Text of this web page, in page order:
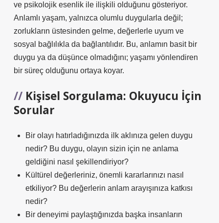
ve psikolojik esenlik ile ilişkili olduğunu gösteriyor.
Anlamlı yaşam, yalnızca olumlu duygularla değil;
zorlukların üstesinden gelme, değerlerle uyum ve
sosyal bağlılıkla da bağlantılıdır. Bu, anlamın basit bir
duygu ya da düşünce olmadığını; yaşamı yönlendiren
bir süreç olduğunu ortaya koyar.
Kişisel Sorgulama: Okuyucu İçin
Sorular
Bir olayı hatırladığınızda ilk aklınıza gelen duygu
nedir? Bu duygu, olayın sizin için ne anlama
geldiğini nasıl şekillendiriyor?
Kültürel değerleriniz, önemli kararlarınızı nasıl
etkiliyor? Bu değerlerin anlam arayışınıza katkısı
nedir?
Bir deneyimi paylaştığınızda başka insanların